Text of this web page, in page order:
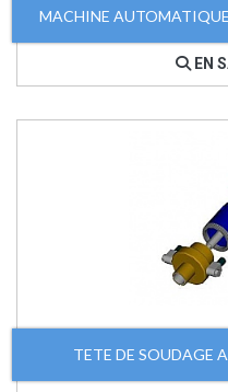
MACHINE
EN
TETE DE SOUDAGE